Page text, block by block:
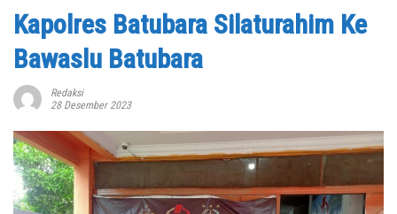
Kapolres Batubara Silaturahim Ke
Bawaslu Batubara
Redaksi
28 Desember 2023